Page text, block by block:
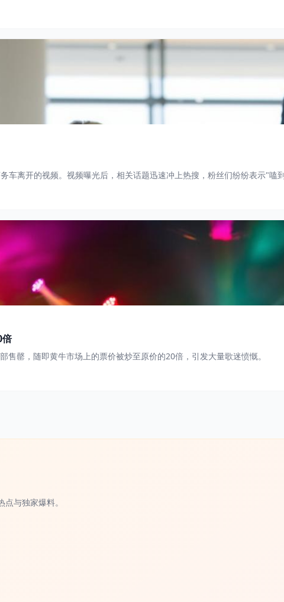
车离开的视频。视频曝光后，相关话题迅速冲上热搜，粉丝们纷纷表示"嗑到
倍
罄，随即黄牛市场上的票价被炒至原价的20倍，引发大量歌迷愤慨。
与独家爆料。